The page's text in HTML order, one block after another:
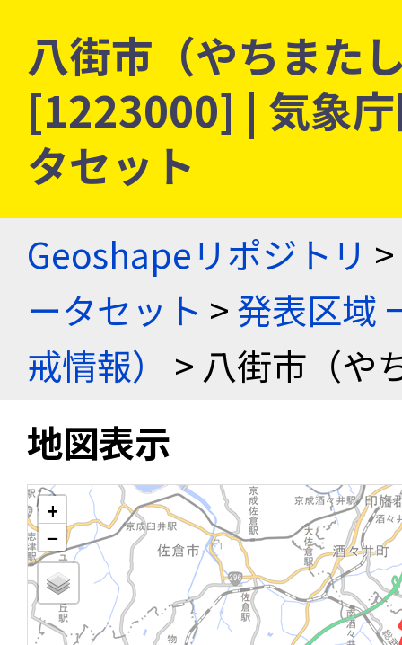
八街市（やちまた
[1223000] | 気象
タセット
Geoshapeリポジトリ >
ータセット >発表区域
戒情報）
> 八街市（や
地図表示
+
−